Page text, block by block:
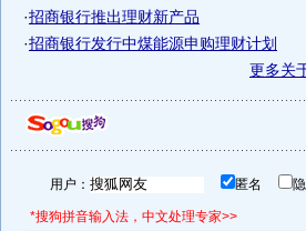
·招商银行推出理财新产品
·招商银行发行中煤能源申购理财计划
更多关
用户： 匿名
*搜狗拼音输入法，中文处理专家>>